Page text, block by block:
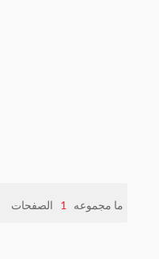
ما مجموعه 1 الصفحات